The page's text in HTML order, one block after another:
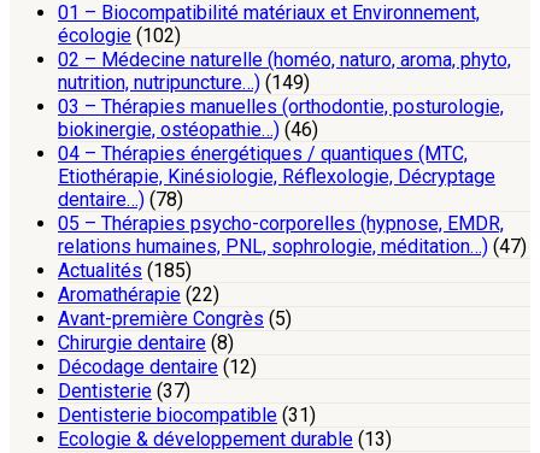
01 – Biocompatibilité matériaux et Environnement,
écologie (102)
02 – Médecine naturelle (homéo, naturo, aroma, phyto,
nutrition, nutripuncture…) (149)
03 – Thérapies manuelles (orthodontie, posturologie,
biokinergie, ostéopathie…) (46)
04 – Thérapies énergétiques / quantiques (MTC,
Etiothérapie, Kinésiologie, Réflexologie, Décryptage
dentaire…) (78)
05 – Thérapies psycho-corporelles (hypnose, EMDR,
relations humaines, PNL, sophrologie, méditation…) (47)
Actualités (185)
Aromathérapie (22)
Avant-première Congrès (5)
Chirurgie dentaire (8)
Décodage dentaire (12)
Dentisterie (37)
Dentisterie biocompatible (31)
Ecologie & développement durable (13)